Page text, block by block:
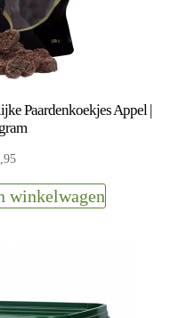
Paardenkoekjes Appel |
winkelwagen